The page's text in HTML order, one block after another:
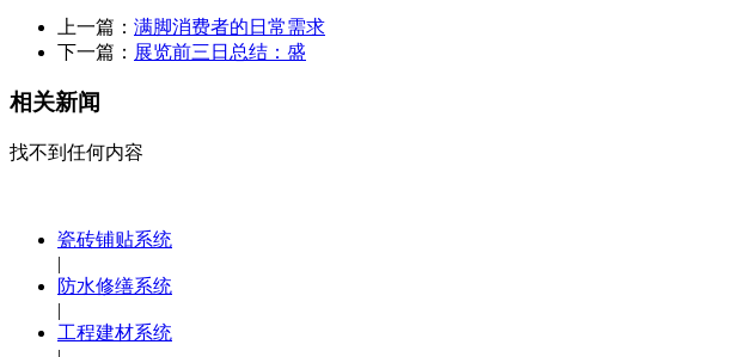
上一篇： 满脚消费者的日常需求
下一篇： 展览前三日总结：盛
相关新闻
找不到任何内容
瓷砖铺贴系统
|
防水修缮系统
|
工程建材系统